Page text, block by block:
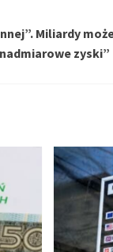
Miliardy
zyski”